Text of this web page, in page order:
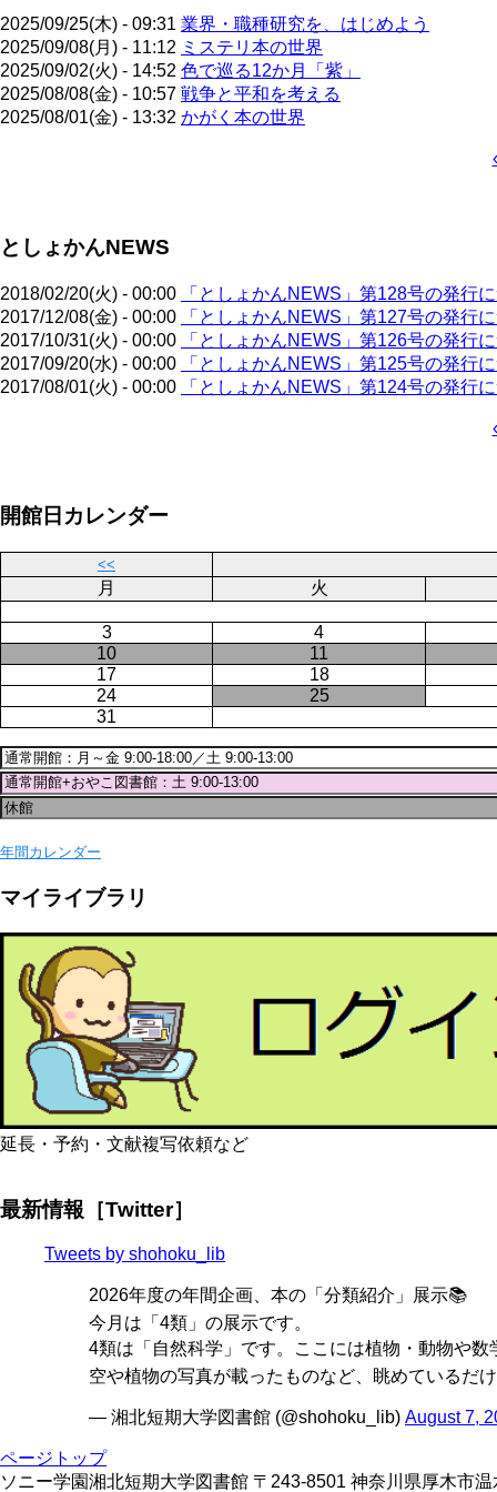
2025/09/25(木) - 09:31 業界・職種研究を、はじめよう
2025/09/08(月) - 11:12 ミステリ本の世界
2025/09/02(火) - 14:52 色で巡る12か月「紫」
2025/08/08(金) - 10:57 戦争と平和を考える
2025/08/01(金) - 13:32 かがく本の世界
送
としょかんNEWS
2018/02/20(火) - 00:00
「としょかんNEWS」第128号の発行
2017/12/08(金) - 00:00
「としょかんNEWS」第127号の発行
2017/10/31(火) - 00:00
「としょかんNEWS」第126号の発行
2017/09/20(水) - 00:00
「としょかんNEWS」第125号の発行
2017/08/01(火) - 00:00
「としょかんNEWS」第124号の発行
送
開館日カレンダー
<<
月 火
3
4
10
11
17
18
24
25
31
年間カレンダー
マイライブラリ
延長・予約・文献複写依頼など
最新情報［Twitter］
Tweets by shohoku_lib
2026年度の年間企画、本の「分類紹介」展示📚
今月は「4類」の展示です。
4類は「自然科学」です。ここには植物・動物や
空や植物の写真が載ったものなど、眺めているだ
— 湘北短期大学図書館 (@shohoku_lib) August 7,
ページトップ
ソニー学園湘北短期大学図書館 〒243-8501 神奈川県厚木市